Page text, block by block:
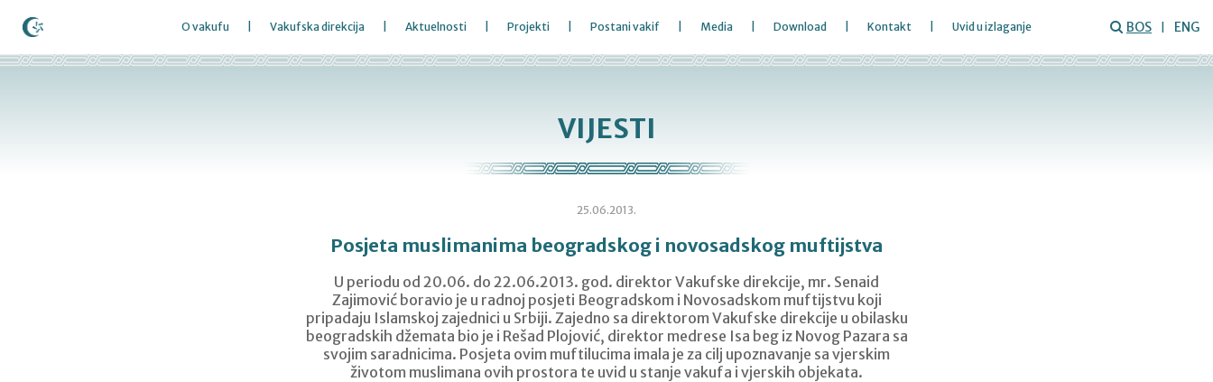
O vakufu Vakufska direkcija Aktuelnosti Projekti Postani vakif Media Download Kontakt Uvid u izlaganje BOS ENG
VIJESTI
25.06.2013.
Posjeta muslimanima beogradskog i novosadskog muftijstva
U periodu od 20.06. do 22.06.2013. god. direktor Vakufske direkcije, mr. Senaid
Zajimović boravio je u radnoj posjeti Beogradskom i Novosadskom muftijstvu koji
pripadaju Islamskoj zajednici u Srbiji. Zajedno sa direktorom Vakufske direkcije u obilasku
beogradskih džemata bio je i Rešad Plojović, direktor medrese Isa beg iz Novog Pazara sa
svojim saradnicima. Posjeta ovim muftilucima imala je za cilj upoznavanje sa vjerskim
životom muslimana ovih prostora te uvid u stanje vakufa i vjerskih objekata.